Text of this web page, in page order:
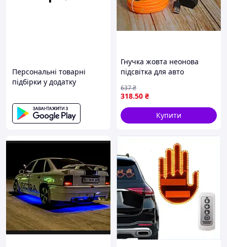
Персональні товарні
підбірки у додатку
Гнучка жовта неонова
підсвітка для авто
живленням від USB
318.50 ₴
637₴
Купити